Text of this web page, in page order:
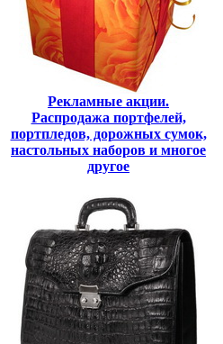
Рекламные акции.
Распродажа портфелей,
портпледов, дорожных сумок,
настольных наборов и многое
другое